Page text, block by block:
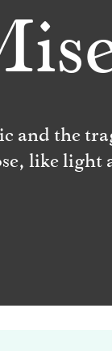
and the
like light